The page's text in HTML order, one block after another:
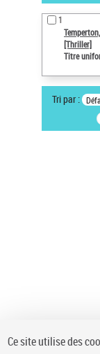
Œuvres liées à
Temperton,
Type de
Type de
1
[Thriller]
Titre
Tri par :
Ce site utilise des